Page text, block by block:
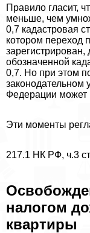
Правило гласит,
меньше, чем
0,7 кадастровая
котором переход
зарегистрирован,
обозначенной
0,7. Но при этом
законодательном
Федерации
Эти моменты
217.1 НК РФ, ч.3
налогом
квартиры